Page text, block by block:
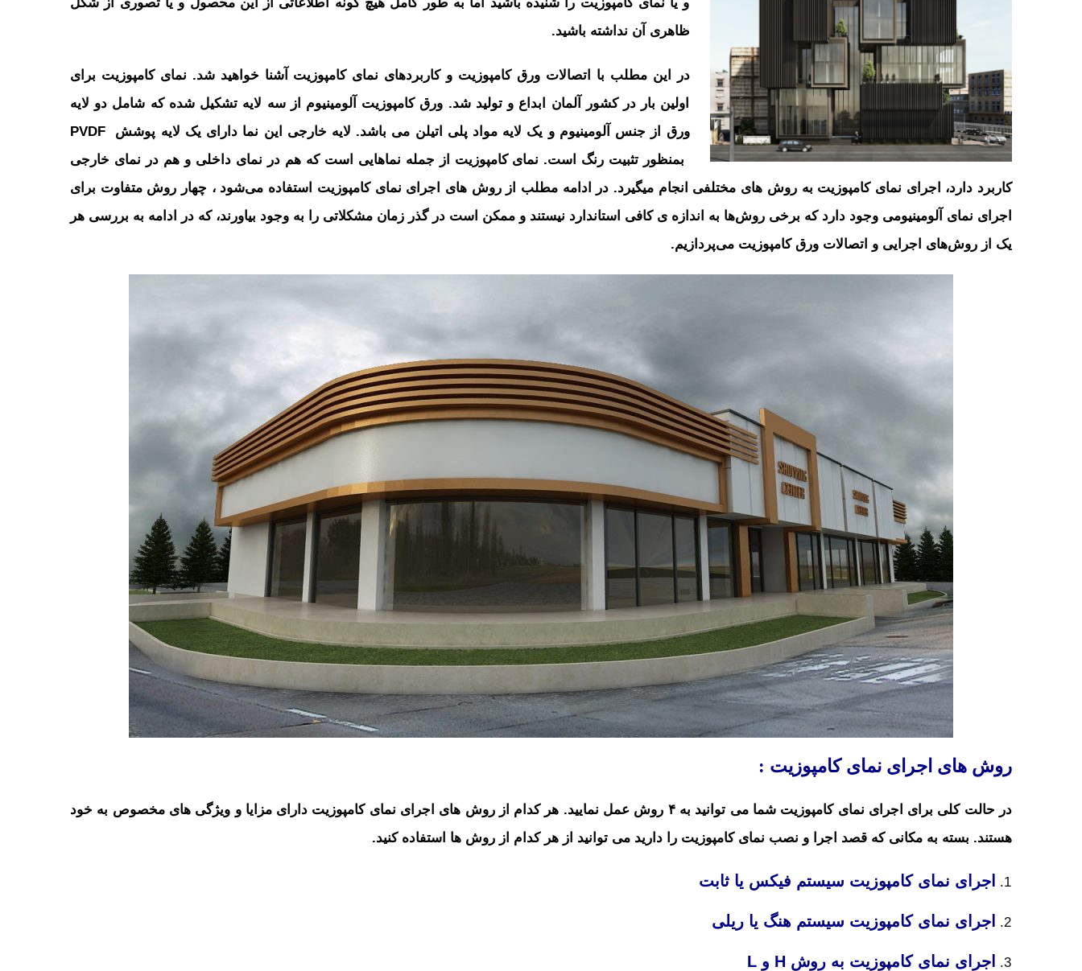
ظاهری آن نداشته باشید.
در این مطلب با اتصالات ورق کامپوزیت و کاربردهای نمای کامپوزیت آشنا خواهید شد. نمای کامپوزیت برای
اولین بار در کشور آلمان ابداع و تولید شد. ورق کامپوزیت آلومینیوم از سه لایه تشکیل شده که شامل دو لایه
ورق از جنس آلومینیوم و یک لایه مواد پلی اتیلن می باشد. لایه خارجی این نما دارای یک لایه
پوشش PVDF
بمنظور تثبیت رنگ است. نمای کامپوزیت از جمله نماهایی است که هم در نمای داخلی و هم در نمای خارجی
کاربرد دارد، اجرای نمای کامپوزیت به روش های مختلفی انجام میگیرد. در ادامه مطلب از روش‌ های اجرای نمای کامپوزیت استفاده می‌شود ، چهار روش متفاوت برای
اجرای نمای آلومینیومی وجود دارد که برخی روش‌ها به اندازه ی کافی استاندارد نیستند و ممکن است در گذر زمان مشکلاتی را به وجود بیاورند، که در ادامه به بررسی هر
یک از روش‌های اجرایی و اتصالات ورق کامپوزیت می‌پردازیم.
روش های اجرای نمای کامپوزیت :
در حالت کلی برای اجرای نمای کامپوزیت شما می توانید به ۴ روش عمل نمایید. هر کدام از روش های اجرای نمای کامپوزیت دارای مزایا و ویژگی های مخصوص به خود
هستند. بسته به مکانی که قصد اجرا و نصب نمای کامپوزیت را دارید می توانید از هر کدام از روش ها استفاده کنید.
اجرای نمای کامپوزیت سیستم فیکس یا ثابت
اجرای نمای کامپوزیت سیستم هنگ یا ریلی
اجرای نمای کامپوزیت به روش H و L